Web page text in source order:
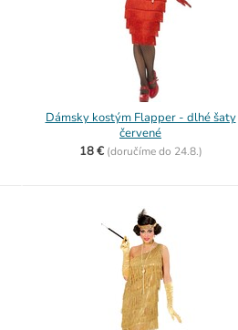
Dámsky kostým Flapper - dlhé šaty
červené
18 € (doručíme do 24.8.)